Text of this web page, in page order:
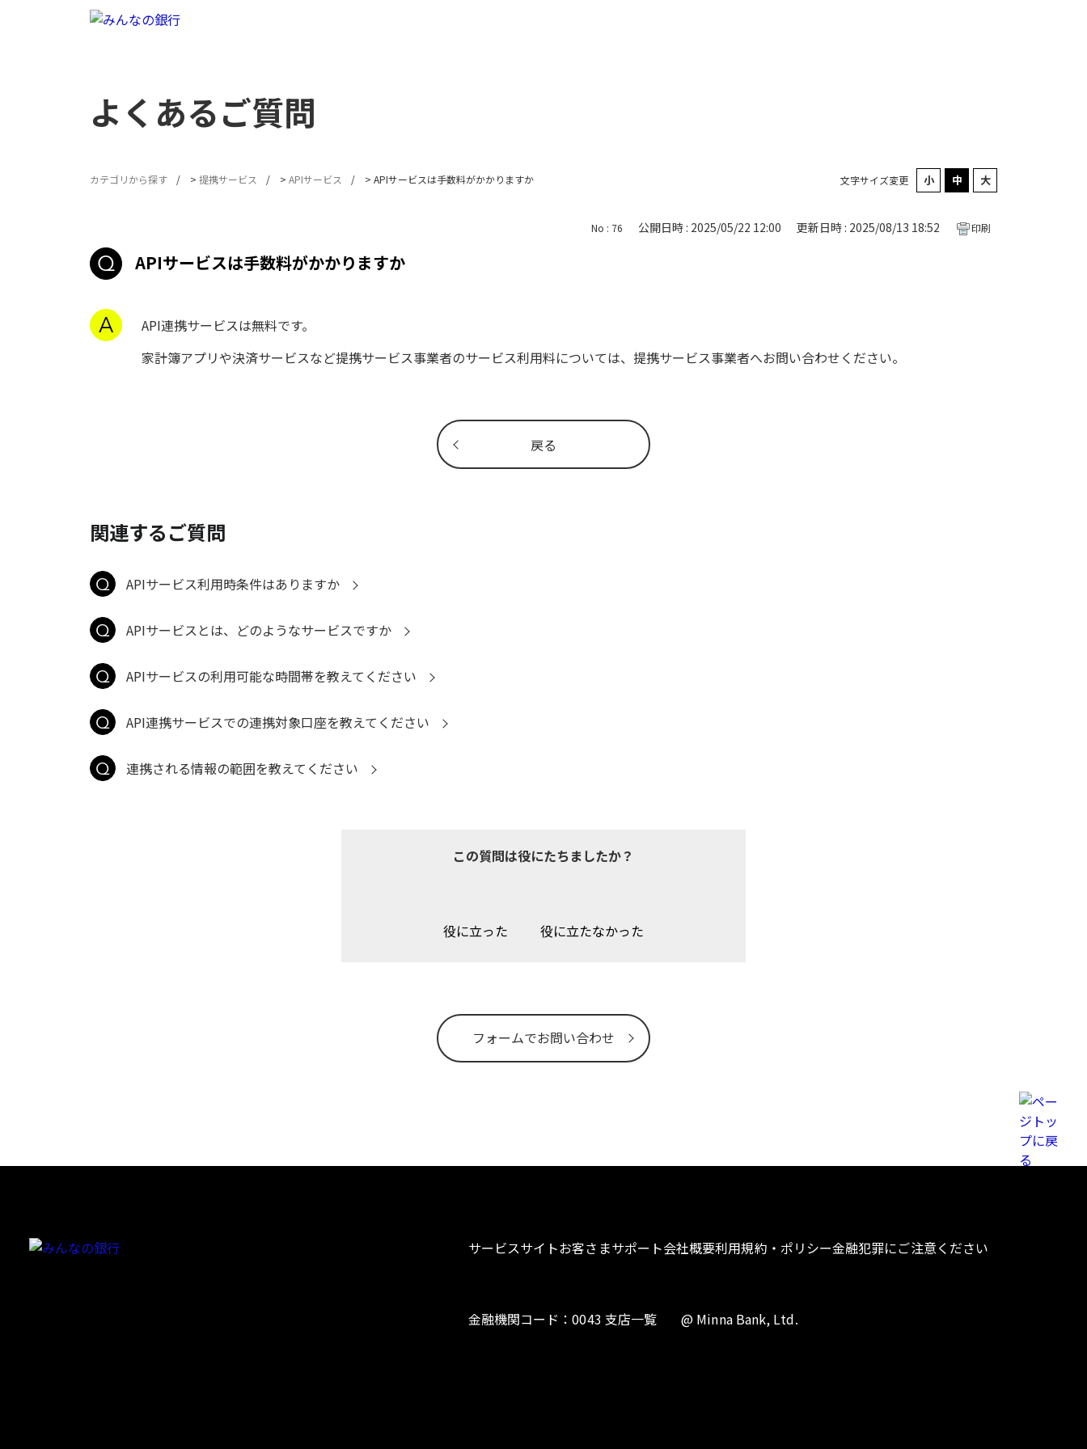
よくあるご質問
文字サイズ変更
カテゴリから探す > 提携サービス > APIサービス > APIサービスは手数料がかかりますか
戻る
No : 76 公開日時 : 2025/05/22 12:00 更新日時 : 2025/08/13 18:52 印刷
APIサービスは手数料がかかりますか
API連携サービスは無料です。
家計簿アプリや決済サービスなど提携サービス事業者のサービス利用料については、提携サービス事業者へお問い合わせください。
関連するご質問
APIサービス利用時条件はありますか
APIサービスとは、どのようなサービスですか
APIサービスの利用可能な時間帯を教えてください
API連携サービスでの連携対象口座を教えてください
連携される情報の範囲を教えてください
この質問は役にたちましたか？
役に立った 役に立たなかった
フォームでお問い合わせ
サービスサイトお客さまサポート会社概要利用規約・ポリシー金融犯罪にご注意ください
金融機関コード：0043 支店一覧 @ Minna Bank, Ltd.